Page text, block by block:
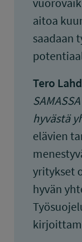
aitoa
saadaan
Tero
hyvästä
elävien
yritykset
hyvän